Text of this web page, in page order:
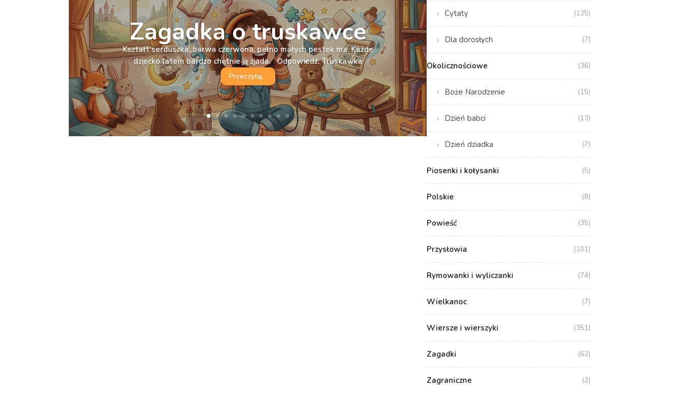
Zagadka o truskawce
Kształt serduszka, barwa czerwona, pełno małych pestek ma. Każde
dziecko latem bardzo chętnie ją zjada. Odpowiedź: Truskawka
Przeczytaj...
Cytaty (125)
Dla dorosłych (7)
Okolicznościowe (36)
Boże Narodzenie (15)
Dzień babci (13)
Dzień dziadka (7)
Piosenki i kołysanki (5)
Polskie (8)
Powieść (35)
Przysłowia (101)
Rymowanki i wyliczanki (74)
Wielkanoc (7)
Wiersze i wierszyki (351)
Zagadki (62)
Zagraniczne (2)